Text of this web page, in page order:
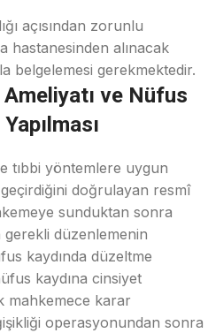
açısından zorunlu
hastanesinden alınacak
belgelemesi gerekmektedir.
ve Nüfus
tıbbi yöntemlere uygun
doğrulayan resmî
sunduktan sonra
gerekli düzenlemenin
kaydında düzeltme
kaydına cinsiyet
mahkemece karar
operasyonundan sonra